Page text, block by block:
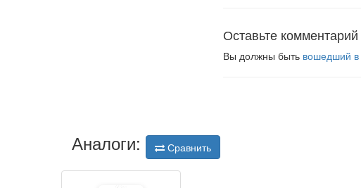
Оставьте комментарий
Вы должны быть вошедший в
Аналоги: Сравнить